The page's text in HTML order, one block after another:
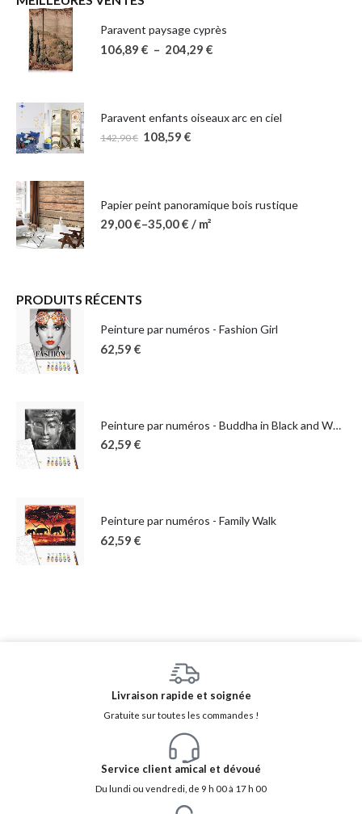
Paravent paysage cyprès
106,89 € – 204,29 €
Paravent enfants oiseaux arc en ciel
142,90€ 108,59 €
Papier peint panoramique bois rustique
29,00€–35,00€ / m²
PRODUITS RÉCENTS
Peinture par numéros - Fashion Girl
62,59 €
Peinture par numéros - Buddha in Black and White
62,59 €
Peinture par numéros - Family Walk
62,59 €
Livraison rapide et soignée
Gratuite sur toutes les commandes !
Service client amical et dévoué
Du lundi ou vendredi, de 9 h 00 à 17 h 00